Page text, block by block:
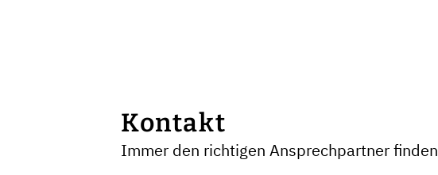
Kontakt
Immer den richtigen Ansprechpartner finden